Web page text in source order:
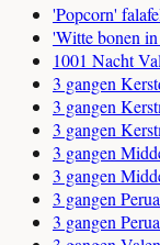
'Popcorn'
'Witte bonen in
1001 Nacht
3 gangen
3 gangen
3 gangen
3 gangen
3 gangen
3 gangen
3 gangen